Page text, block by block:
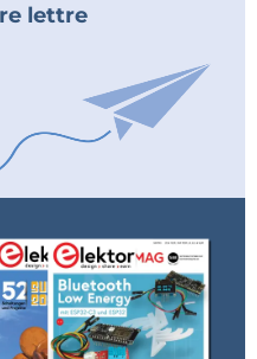
lettre